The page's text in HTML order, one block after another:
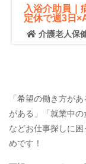
入浴介助員｜
定休で週3日
介護老人保
「希望の働き方が
がある」「就業中の
などお仕事探しに
めです！